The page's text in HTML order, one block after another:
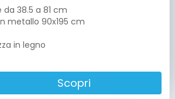
38.5 a 81 cm
metallo 90x195 cm
in legno
Scopri